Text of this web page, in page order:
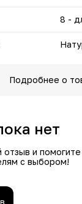
8 -
Подробнее о
нет
отзыв и помогите
с выбором!